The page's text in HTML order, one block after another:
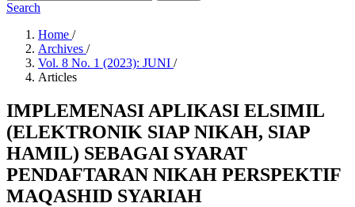
Search
Home /
Archives /
Vol. 8 No. 1 (2023): JUNI /
Articles
IMPLEMENASI APLIKASI ELSIMIL
(ELEKTRONIK SIAP NIKAH, SIAP
HAMIL) SEBAGAI SYARAT
PENDAFTARAN NIKAH PERSPEKTIF
MAQASHID SYARIAH